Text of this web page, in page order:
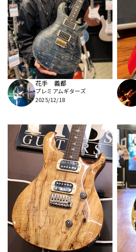
花手 義都
プレミアムギターズ
2025/12/18